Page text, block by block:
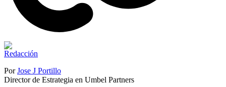
PorJose J Portillo
Director de Estrategia en Umbel Partners